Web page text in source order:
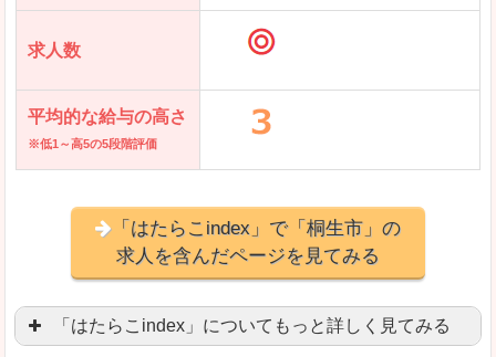
求人数
平均的な給与の高さ
※低1～高5の5段階評価
「はたらこindex」で「桐生市」の
求人を含んだページを見てみる
「はたらこindex」についてもっと詳しく見てみる